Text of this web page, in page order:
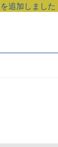
追加しました